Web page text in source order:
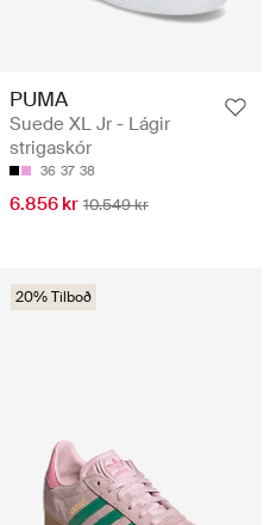
PUMA
Suede XL Jr - Lágir
strigaskór
36 37 38
6.856 kr 10.549 kr
20% Tilboð